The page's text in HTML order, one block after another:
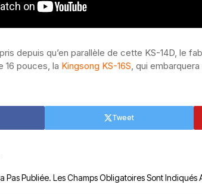
depuis qu’en parallèle de cette KS-14D, le
16 pouces, la Kingsong KS-16S, qui
Tweet
Pas Publiée. Les Champs Obligatoires Sont Indiqués